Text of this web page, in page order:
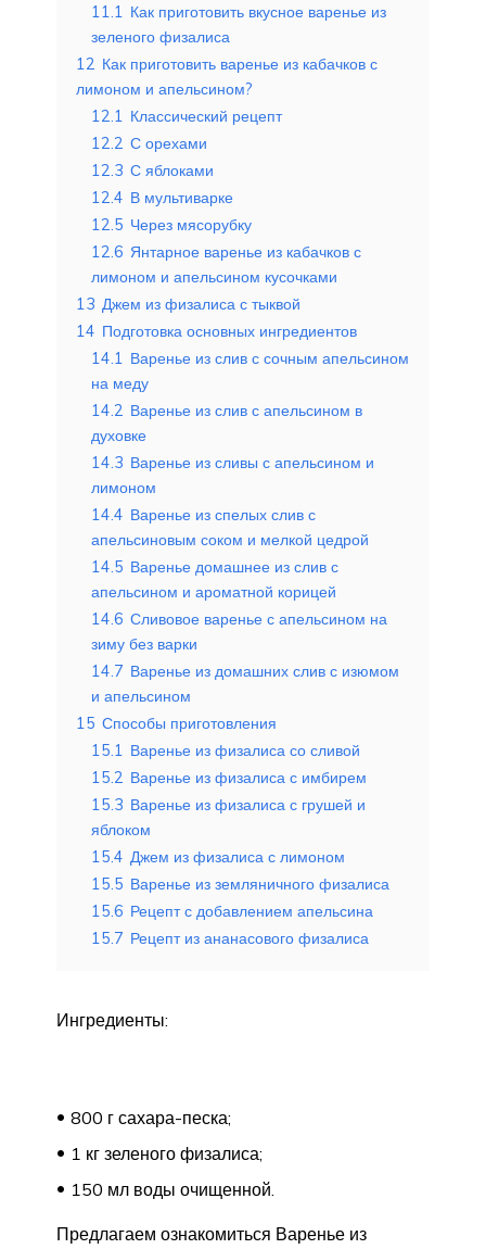
11.1 Как приготовить вкусное варенье из
зеленого физалиса
12 Как приготовить варенье из кабачков с
лимоном и апельсином?
12.1 Классический рецепт
12.2 С орехами
12.3 С яблоками
12.4 В мультиварке
12.5 Через мясорубку
12.6 Янтарное варенье из кабачков с
лимоном и апельсином кусочками
13 Джем из физалиса с тыквой
14 Подготовка основных ингредиентов
14.1 Варенье из слив с сочным апельсином
на меду
14.2 Варенье из слив с апельсином в
духовке
14.3 Варенье из сливы с апельсином и
лимоном
14.4 Варенье из спелых слив с
апельсиновым соком и мелкой цедрой
14.5 Варенье домашнее из слив с
апельсином и ароматной корицей
14.6 Сливовое варенье с апельсином на
зиму без варки
14.7 Варенье из домашних слив с изюмом
и апельсином
15 Способы приготовления
15.1 Варенье из физалиса со сливой
15.2 Варенье из физалиса с имбирем
15.3 Варенье из физалиса с грушей и
яблоком
15.4 Джем из физалиса с лимоном
15.5 Варенье из земляничного физалиса
15.6 Рецепт с добавлением апельсина
15.7 Рецепт из ананасового физалиса
Ингредиенты:
800 г сахара-песка;
1 кг зеленого физалиса;
150 мл воды очищенной.
Предлагаем ознакомиться Варенье из